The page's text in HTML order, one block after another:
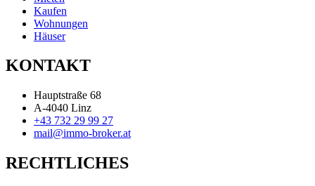
Kaufen
Wohnungen
Häuser
KONTAKT
Hauptstraße 68
A-4040 Linz
+43 732 29 99 27
mail@immo-broker.at
RECHTLICHES